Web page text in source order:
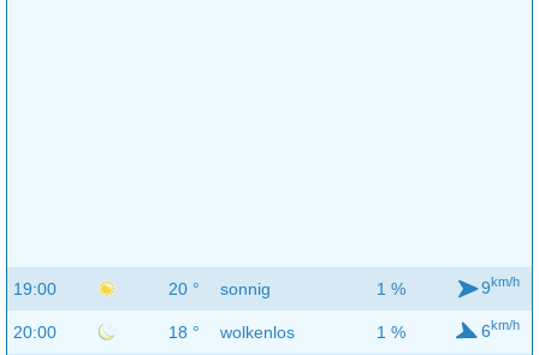
19:00 20 ° sonnig 1 % 9km/h
20:00 18 ° wolkenlos 1 % 6km/h